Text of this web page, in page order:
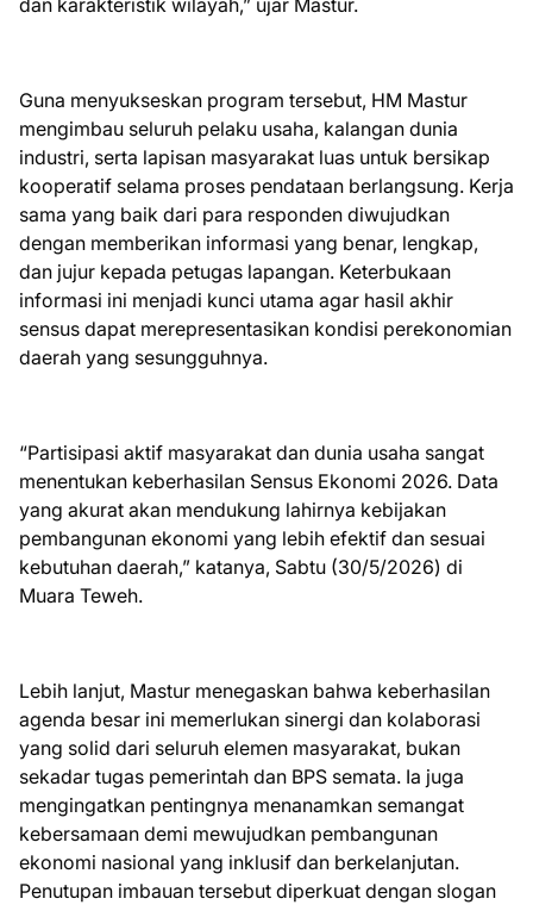
dan karakteristik wilayah,” ujar Mastur.
Guna menyukseskan program tersebut, HM Mastur
mengimbau seluruh pelaku usaha, kalangan dunia
industri, serta lapisan masyarakat luas untuk bersikap
kooperatif selama proses pendataan berlangsung. Kerja
sama yang baik dari para responden diwujudkan
dengan memberikan informasi yang benar, lengkap,
dan jujur kepada petugas lapangan. Keterbukaan
informasi ini menjadi kunci utama agar hasil akhir
sensus dapat merepresentasikan kondisi perekonomian
daerah yang sesungguhnya.
“Partisipasi aktif masyarakat dan dunia usaha sangat
menentukan keberhasilan Sensus Ekonomi 2026. Data
yang akurat akan mendukung lahirnya kebijakan
pembangunan ekonomi yang lebih efektif dan sesuai
kebutuhan daerah,” katanya, Sabtu (30/5/2026) di
Muara Teweh.
Lebih lanjut, Mastur menegaskan bahwa keberhasilan
agenda besar ini memerlukan sinergi dan kolaborasi
yang solid dari seluruh elemen masyarakat, bukan
sekadar tugas pemerintah dan BPS semata. Ia juga
mengingatkan pentingnya menanamkan semangat
kebersamaan demi mewujudkan pembangunan
ekonomi nasional yang inklusif dan berkelanjutan.
Penutupan imbauan tersebut diperkuat dengan slogan